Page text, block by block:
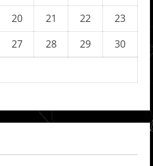
20 21 22
23
27 28 29
30